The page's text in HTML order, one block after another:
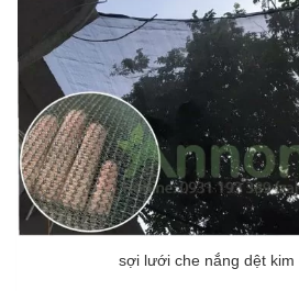
sợi lưới che nắng dệt kim